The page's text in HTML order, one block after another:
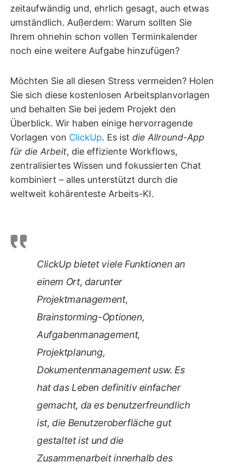
zeitaufwändig und, ehrlich gesagt, auch etwas
umständlich. Außerdem: Warum sollten Sie
Ihrem ohnehin schon vollen Terminkalender
noch eine weitere Aufgabe hinzufügen?
Möchten Sie all diesen Stress vermeiden? Holen
Sie sich diese kostenlosen Arbeitsplanvorlagen
und behalten Sie bei jedem Projekt den
Überblick. Wir haben einige hervorragende
Vorlagen von ClickUp. Es ist die Allround-App
für die Arbeit, die effiziente Workflows,
zentralisiertes Wissen und fokussierten Chat
kombiniert – alles unterstützt durch die
weltweit kohärenteste Arbeits-KI.
ClickUp bietet viele Funktionen an
einem Ort, darunter
Projektmanagement,
Brainstorming-Optionen,
Aufgabenmanagement,
Projektplanung,
Dokumentenmanagement usw. Es
hat das Leben definitiv einfacher
gemacht, da es benutzerfreundlich
ist, die Benutzeroberfläche gut
gestaltet ist und die
Zusammenarbeit innerhalb des